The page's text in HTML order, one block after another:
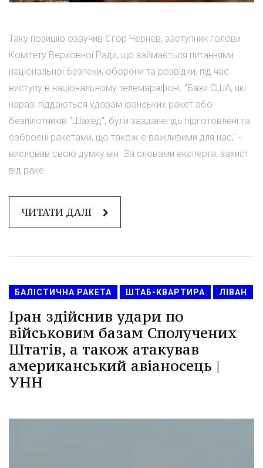
Таку позицію озвучив Єгор Чернєв, заступник голови
Комітету Верховної Ради, що займається питаннями
національної безпеки, оборони та розвідки, під час
виступу в національному телемарафоні. "Бази США, які
наразі піддаються ударам іранських ракет або
безпілотників "Шахед", були заздалегідь підготовлені та
озброєні ракетами, що також є важливими для нас," -
висловив свою думку він. За словами експерта, захист
від раке...
ЧИТАТИ ДАЛІ
БАЛІСТИЧНА РАКЕТА ШТАБ-КВАРТИРА ЛІВАН
Іран здійснив удари по
військовим базам Сполучених
Штатів, а також атакував
американський авіаносець |
УНН